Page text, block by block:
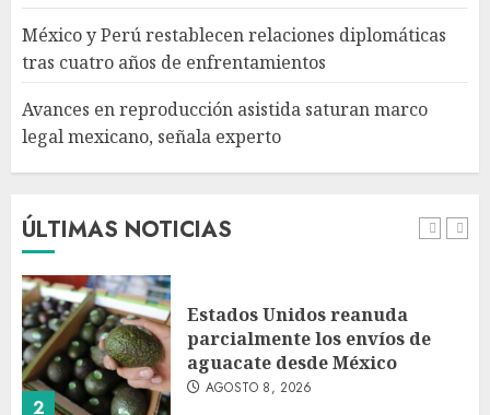
México y Perú restablecen relaciones diplomáticas
tras cuatro años de enfrentamientos
Avances en reproducción asistida saturan marco
legal mexicano, señala experto
ÚLTIMAS NOTICIAS
5
mexicano, señala experto
AGOSTO 8, 2026
1
EE. UU. reconoce apoyo de
AGOSTO 8, 2026
2
Estados Unidos reanuda
parcialmente los envíos de
aguacate desde México
AGOSTO 8, 2026